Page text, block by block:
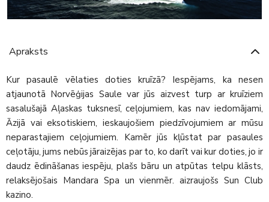
Apraksts
Kur pasaulē vēlaties doties kruīzā? Iespējams, ka nesen
atjaunotā Norvēģijas Saule var jūs aizvest turp ar kruīziem
sasalušajā Aļaskas tuksnesī, ceļojumiem, kas nav iedomājami,
Āzijā vai eksotiskiem, ieskaujošiem piedzīvojumiem ar mūsu
neparastajiem ceļojumiem. Kamēr jūs kļūstat par pasaules
ceļotāju, jums nebūs jāraizējas par to, ko darīt vai kur doties, jo ir
daudz ēdināšanas iespēju, plašs bāru un atpūtas telpu klāsts,
relaksējošais Mandara Spa un vienmēr. aizraujošs Sun Club
kazino.